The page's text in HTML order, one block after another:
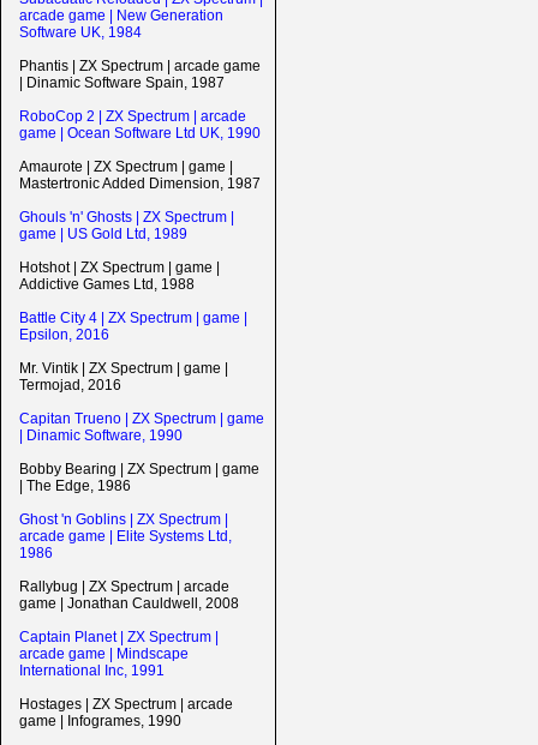
arcade game | New Generation
Software UK, 1984
Phantis | ZX Spectrum | arcade game
| Dinamic Software Spain, 1987
RoboCop 2 | ZX Spectrum | arcade
game | Ocean Software Ltd UK, 1990
Amaurote | ZX Spectrum | game |
Mastertronic Added Dimension, 1987
Ghouls 'n' Ghosts | ZX Spectrum |
game | US Gold Ltd, 1989
Hotshot | ZX Spectrum | game |
Addictive Games Ltd, 1988
Battle City 4 | ZX Spectrum | game |
Epsilon, 2016
Mr. Vintik | ZX Spectrum | game |
Termojad, 2016
Capitan Trueno | ZX Spectrum | game
| Dinamic Software, 1990
Bobby Bearing | ZX Spectrum | game
| The Edge, 1986
Ghost 'n Goblins | ZX Spectrum |
arcade game | Elite Systems Ltd,
1986
Rallybug | ZX Spectrum | arcade
game | Jonathan Cauldwell, 2008
Captain Planet | ZX Spectrum |
arcade game | Mindscape
International Inc, 1991
Hostages | ZX Spectrum | arcade
game | Infogrames, 1990